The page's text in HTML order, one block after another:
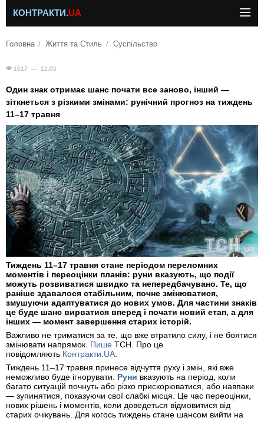
КОНТРАКТИ.UA
Головна Життя та Стиль Суспільство
1617 — 12.05
Один знак отримає шанс почати все заново, інший —
зіткнеться з різкими змінами: рунічний прогноз на тиждень
11–17 травня
Тиждень 11–17 травня стане періодом переломних
моментів і переоцінки планів: руни вказують, що події
можуть розвиватися швидко та непередбачувано. Те, що
раніше здавалося стабільним, почне змінюватися,
змушуючи адаптуватися до нових умов. Для частини знаків
це буде шанс вирватися вперед і почати новий етап, а для
інших — момент завершення старих історій.
Важливо не триматися за те, що вже втратило силу, і не боятися
змінювати напрямок. Пише ТСН. Про це
повідомляють Контракти.UA.
Тиждень 11–17 травня принесе відчуття руху і змін, які вже
неможливо буде ігнорувати. Руни вказують на період, коли
багато ситуацій почнуть або різко прискорюватися, або навпаки
— зупинятися, показуючи свої слабкі місця. Це час переоцінки,
нових рішень і моментів, коли доведеться відмовитися від
старих очікувань. Для когось тиждень стане шансом вийти на